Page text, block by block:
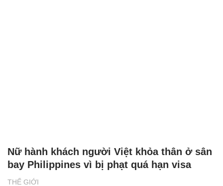
THẾ GIỚI
Nữ hành khách người Việt khỏa thân ở sân
bay Philippines vì bị phạt quá hạn visa